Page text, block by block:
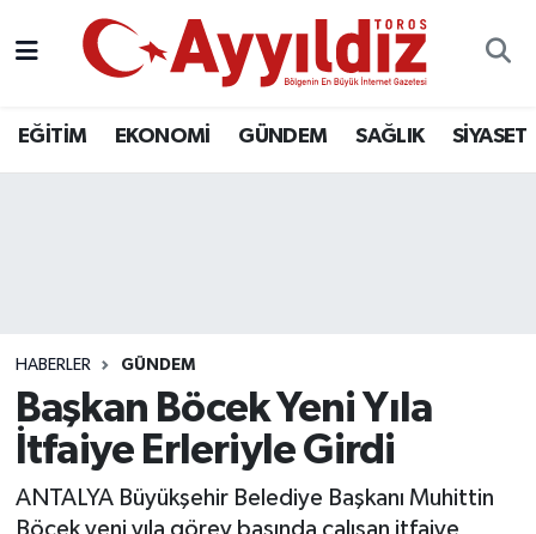
EĞİTİM EKONOMİ GÜNDEM SAĞLIK SİYASET
HABERLER GÜNDEM
Başkan Böcek Yeni Yıla
İtfaiye Erleriyle Girdi
ANTALYA Büyükşehir Belediye Başkanı Muhittin
Böcek yeni yıla görev başında çalışan itfaiye